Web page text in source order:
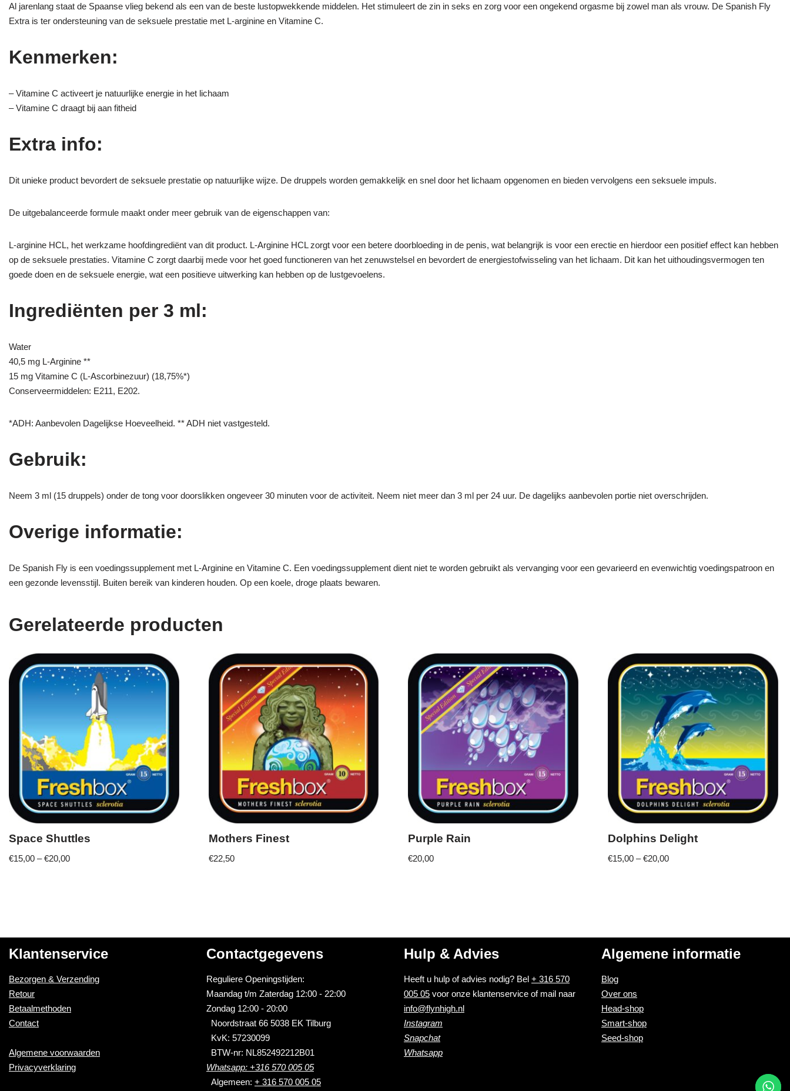
Al jarenlang staat de Spaanse vlieg bekend als een van de beste lustopwekkende middelen. Het stimuleert de zin in seks en zorg voor een ongekend orgasme bij zowel man als vrouw. De Spanish Fly
Extra is ter ondersteuning van de seksuele prestatie met L-arginine en Vitamine C.
Kenmerken:
– Vitamine C activeert je natuurlijke energie in het lichaam
– Vitamine C draagt bij aan fitheid
Extra info:
Dit unieke product bevordert de seksuele prestatie op natuurlijke wijze. De druppels worden gemakkelijk en snel door het lichaam opgenomen en bieden vervolgens een seksuele impuls.
De uitgebalanceerde formule maakt onder meer gebruik van de eigenschappen van:
L-arginine HCL, het werkzame hoofdingrediënt van dit product. L-Arginine HCL zorgt voor een betere doorbloeding in de penis, wat belangrijk is voor een erectie en hierdoor een positief effect kan hebben
op de seksuele prestaties. Vitamine C zorgt daarbij mede voor het goed functioneren van het zenuwstelsel en bevordert de energiestofwisseling van het lichaam. Dit kan het uithoudingsvermogen ten
goede doen en de seksuele energie, wat een positieve uitwerking kan hebben op de lustgevoelens.
Ingrediënten per 3 ml:
Water
40,5 mg L-Arginine **
15 mg Vitamine C (L-Ascorbinezuur) (18,75%*)
Conserveermiddelen: E211, E202.
*ADH: Aanbevolen Dagelijkse Hoeveelheid. ** ADH niet vastgesteld.
Gebruik:
Neem 3 ml (15 druppels) onder de tong voor doorslikken ongeveer 30 minuten voor de activiteit. Neem niet meer dan 3 ml per 24 uur. De dagelijks aanbevolen portie niet overschrijden.
Overige informatie:
De Spanish Fly is een voedingssupplement met L-Arginine en Vitamine C. Een voedingssupplement dient niet te worden gebruikt als vervanging voor een gevarieerd en evenwichtig voedingspatroon en
een gezonde levensstijl. Buiten bereik van kinderen houden. Op een koele, droge plaats bewaren.
Gerelateerde producten
Space Shuttles
€15,00 –€20,00
Mothers Finest
€22,50
Purple Rain
€20,00
Dolphins Delight
€15,00–€20,00
Klantenservice
Bezorgen & Verzending
Retour
Betaalmethoden
Contact
Algemene voorwaarden
Privacyverklaring
Contactgegevens
Reguliere Openingstijden:
Maandag t/m Zaterdag 12:00 - 22:00
Zondag 12:00 - 20:00
Noordstraat 66 5038 EK Tilburg
KvK: 57230099
BTW-nr: NL852492212B01
Whatsapp: +316 570 005 05
Algemeen: + 316 570 005 05
Hulp & Advies
Heeft u hulp of advies nodig? Bel + 316 570
005 05 voor onze klantenservice of mail naar
info@flynhigh.nl
Instagram
Snapchat
Whatsapp
Algemene informatie
Blog
Over ons
Head-shop
Smart-shop
Seed-shop